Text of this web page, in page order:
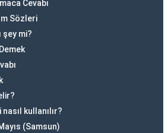
Cevabı
Sözleri
şey mi?
kullanılır?
(Samsun)